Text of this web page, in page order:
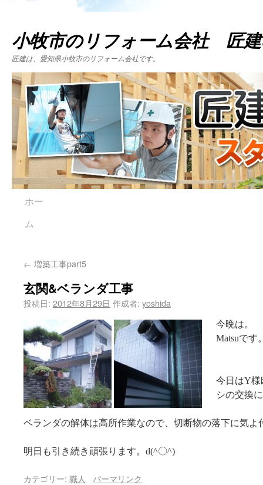
小牧市のリフォーム会社 匠
匠建は、愛知県小牧市のリフォーム会社です。
ホー
ム
← 増築工事part5
玄関&ベランダ工事
投稿日: 2012年8月29日 作成者: yoshida
今晩は。
Matsuです
今日はY様
シの交換
ベランダの解体は高所作業なので、切断物の落下に気
明日も引き続き頑張ります。d(^〇^)
カテゴリー: 職人
パーマリンク